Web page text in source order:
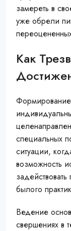
замереть в
уже обрели
Как
Формирование
специальных
ситуации,
возможность
былого
Ведение
свершениях в